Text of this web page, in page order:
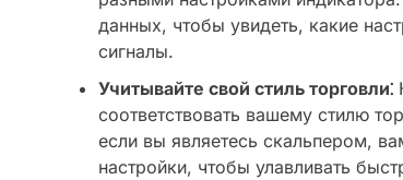
данных, чтобы увидеть, какие
сигналы.
Учитывайте свой стиль торговли⁚
соответствовать вашему стилю
если вы являетесь скальпером,
настройки, чтобы улавливать